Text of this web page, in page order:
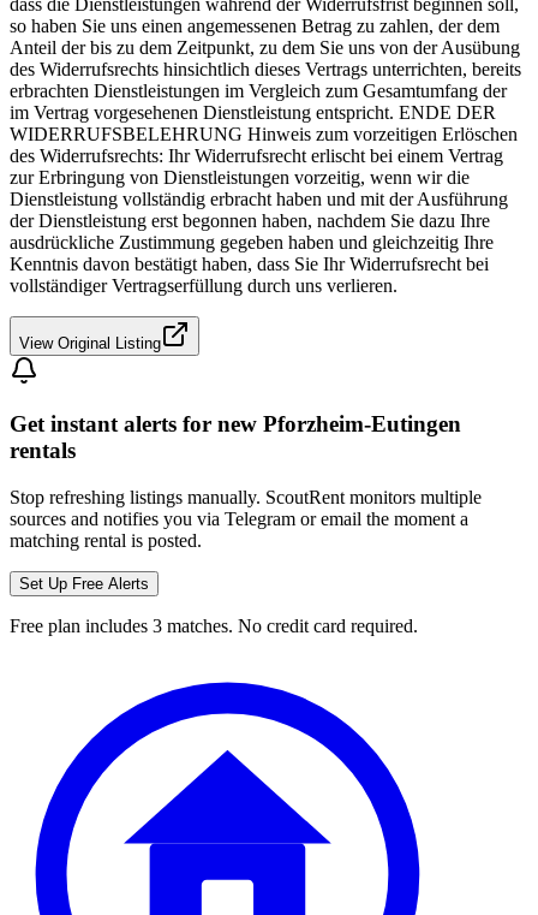
so haben Sie uns einen angemessenen Betrag zu zahlen, der dem
Anteil der bis zu dem Zeitpunkt, zu dem Sie uns von der Ausübung
des Widerrufsrechts hinsichtlich dieses Vertrags unterrichten, bereits
erbrachten Dienstleistungen im Vergleich zum Gesamtumfang der
im Vertrag vorgesehenen Dienstleistung entspricht. ENDE DER
WIDERRUFSBELEHRUNG Hinweis zum vorzeitigen Erlöschen
des Widerrufsrechts: Ihr Widerrufsrecht erlischt bei einem Vertrag
zur Erbringung von Dienstleistungen vorzeitig, wenn wir die
Dienstleistung vollständig erbracht haben und mit der Ausführung
der Dienstleistung erst begonnen haben, nachdem Sie dazu Ihre
ausdrückliche Zustimmung gegeben haben und gleichzeitig Ihre
Kenntnis davon bestätigt haben, dass Sie Ihr Widerrufsrecht bei
vollständiger Vertragserfüllung durch uns verlieren.
View Original Listing
Get instant alerts for new Pforzheim-Eutingen
rentals
Stop refreshing listings manually. ScoutRent monitors multiple
sources and notifies you via Telegram or email the moment a
matching rental is posted.
Set Up Free Alerts
Free plan includes 3 matches. No credit card required.